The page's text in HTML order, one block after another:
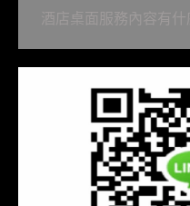
酒店桌面服務內容有什